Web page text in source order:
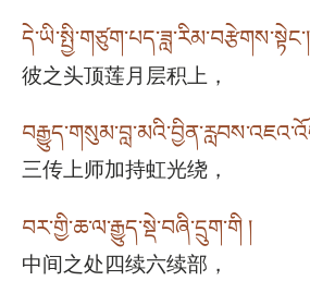
དེ་ཡི་སྤྱི་གཙུག་པད་ཟླ་རིམ་བརྩེགས་སྟེང༌།
彼之头顶莲月层积上，
三传上师加持虹光绕，
བར་གྱི་ཆ་ལ་རྒྱུད་སྡེ་བཞི་དྲུག་གི །
中间之处四续六续部，